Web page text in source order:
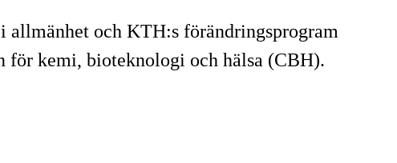
och KTH:s förändringsprogram
för kemi, bioteknologi och hälsa (CBH).